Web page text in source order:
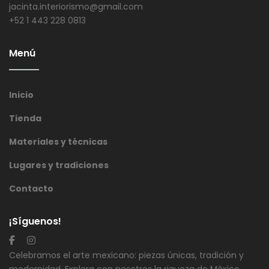
jacinta.interiorismo@gmail.com
+52 1 443 228 0813
Menú
Inicio
Tienda
Materiales y técnicas
Lugares y tradiciones
Contacto
¡Síguenos!
Celebramos el arte mexicano: piezas únicas, tradición y